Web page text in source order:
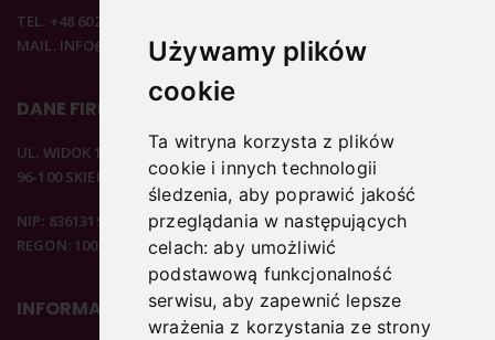
Używamy plików
cookie
Ta witryna korzysta z plików
cookie i innych technologii
śledzenia, aby poprawić jakość
przeglądania w następujących
celach:aby umożliwić
podstawową funkcjonalność
serwisu,aby zapewnić lepsze
wrażenia z korzystania ze strony
TEL. +48 602 537 894
MAIL. INFO@PODOSTORE.PL
DANE FIRMOWE
UL. WIDOK 15B
96-100 SKIERNIEWICE
NIP: 8361319313
REGON: 100297020
INFORMACJE